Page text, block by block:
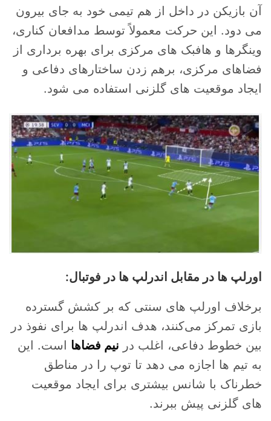
آن بازیکن در داخل از هم تیمی خود به جای بیرون
می دود. این حرکت معمولاً توسط مدافعان کناری،
وینگرها و هافبک های مرکزی برای بهره برداری از
فضاهای مرکزی، برهم زدن ساختارهای دفاعی و
ایجاد موقعیت های گلزنی استفاده می شود.
اورلپ ها در مقابل اندرلپ ها در فوتبال:
برخلاف اورلپ های سنتی که بر کشش گسترده
بازی تمرکز می‌کنند، هدف اندرلپ ها برای نفوذ در
بین خطوط دفاعی، اغلب در نیم فضاها است. این
به تیم ها اجازه می دهد تا توپ را در مناطق
خطرناک با شانس بیشتری برای ایجاد موقعیت
های گلزنی پیش ببرند.